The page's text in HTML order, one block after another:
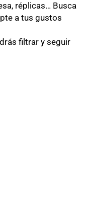
réplicas… Busca
a tus gustos
filtrar y seguir